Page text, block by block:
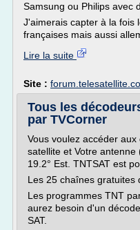
Samsung ou Philips avec
J'aimerais capter à la fois
françaises mais aussi
Lire la suite
Site :
Tous les
par TVCorner
Vous voulez accéder
satellite et Votre
19.2° Est. TNTSAT est
Les 25 chaînes gratuites
Les programmes TNT
aurez besoin d'un
SAT.